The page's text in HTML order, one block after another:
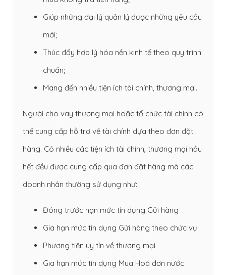
Giúp những đại lý quản lý được những yêu cầu
mới;
Thúc đẩy hợp lý hóa nền kinh tế theo quy trình
chuẩn;
Mang đến nhiều tiện ích tài chính, thương mại.
Người cho vay thương mại hoặc tổ chức tài chính có
thể cung cấp hỗ trợ về tài chính dựa theo đơn đặt
hàng. Có nhiều các tiện ích tài chính, thương mại hầu
hết đều được cung cấp qua đơn đặt hàng mà các
doanh nhân thường sử dụng như:
Đóng trước hạn mức tín dụng Gửi hàng
Gia hạn mức tín dụng Gửi hàng theo chức vụ
Phương tiện uy tín về thương mại
Gia hạn mức tín dụng Mua Hoá đơn nước